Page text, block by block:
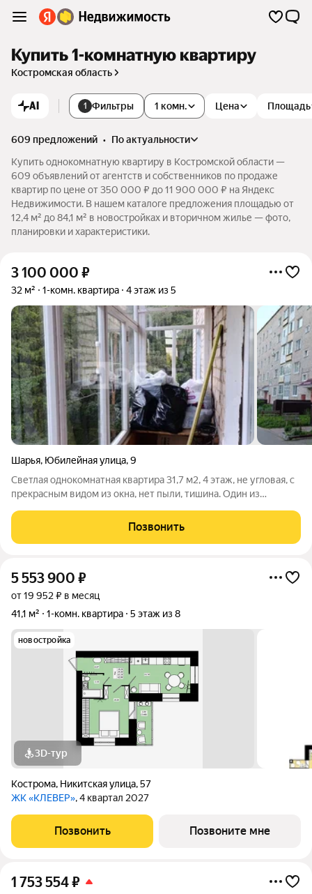
Купить 1-комнатную квартиру
Костромская область
AI 1 Фильтры 1 комн. Цена Площадь
609 предложений •
по актуальности
Купить однокомнатную квартиру в Костромской области —
609 объявлений от агентств и собственников по продаже
квартир по цене от 350 000 ₽ до 11 900 000 ₽ на Яндекс
Недвижимости. В нашем каталоге предложения площадью от
12,4 м² до 84,1 м² в новостройках и вторичном жилье — фото,
планировки и характеристики.
3 100 000 ₽
32 м² 1-комн. квартира 4 этаж из 5
Шарья, Юбилейная улица,9
Светлая однокомнатная квартира 31,7 м2, 4 этаж, не угловая, с
прекрасным видом из окна, нет пыли, тишина. Один из
прекрасные соседи. Развитая инфраструктура: во дворе дома
детский сад, в
Позвонить
5 553 900 ₽
от 19 952 ₽ в месяц
41,1 м²
1-комн. квартира 5 этаж из 8
новостройка
3D-тур
Кострома, Никитская улица,57
ЖК «КЛЕВЕР», 4 квартал 2027
Позвонить Позвоните мне
1 753 554₽